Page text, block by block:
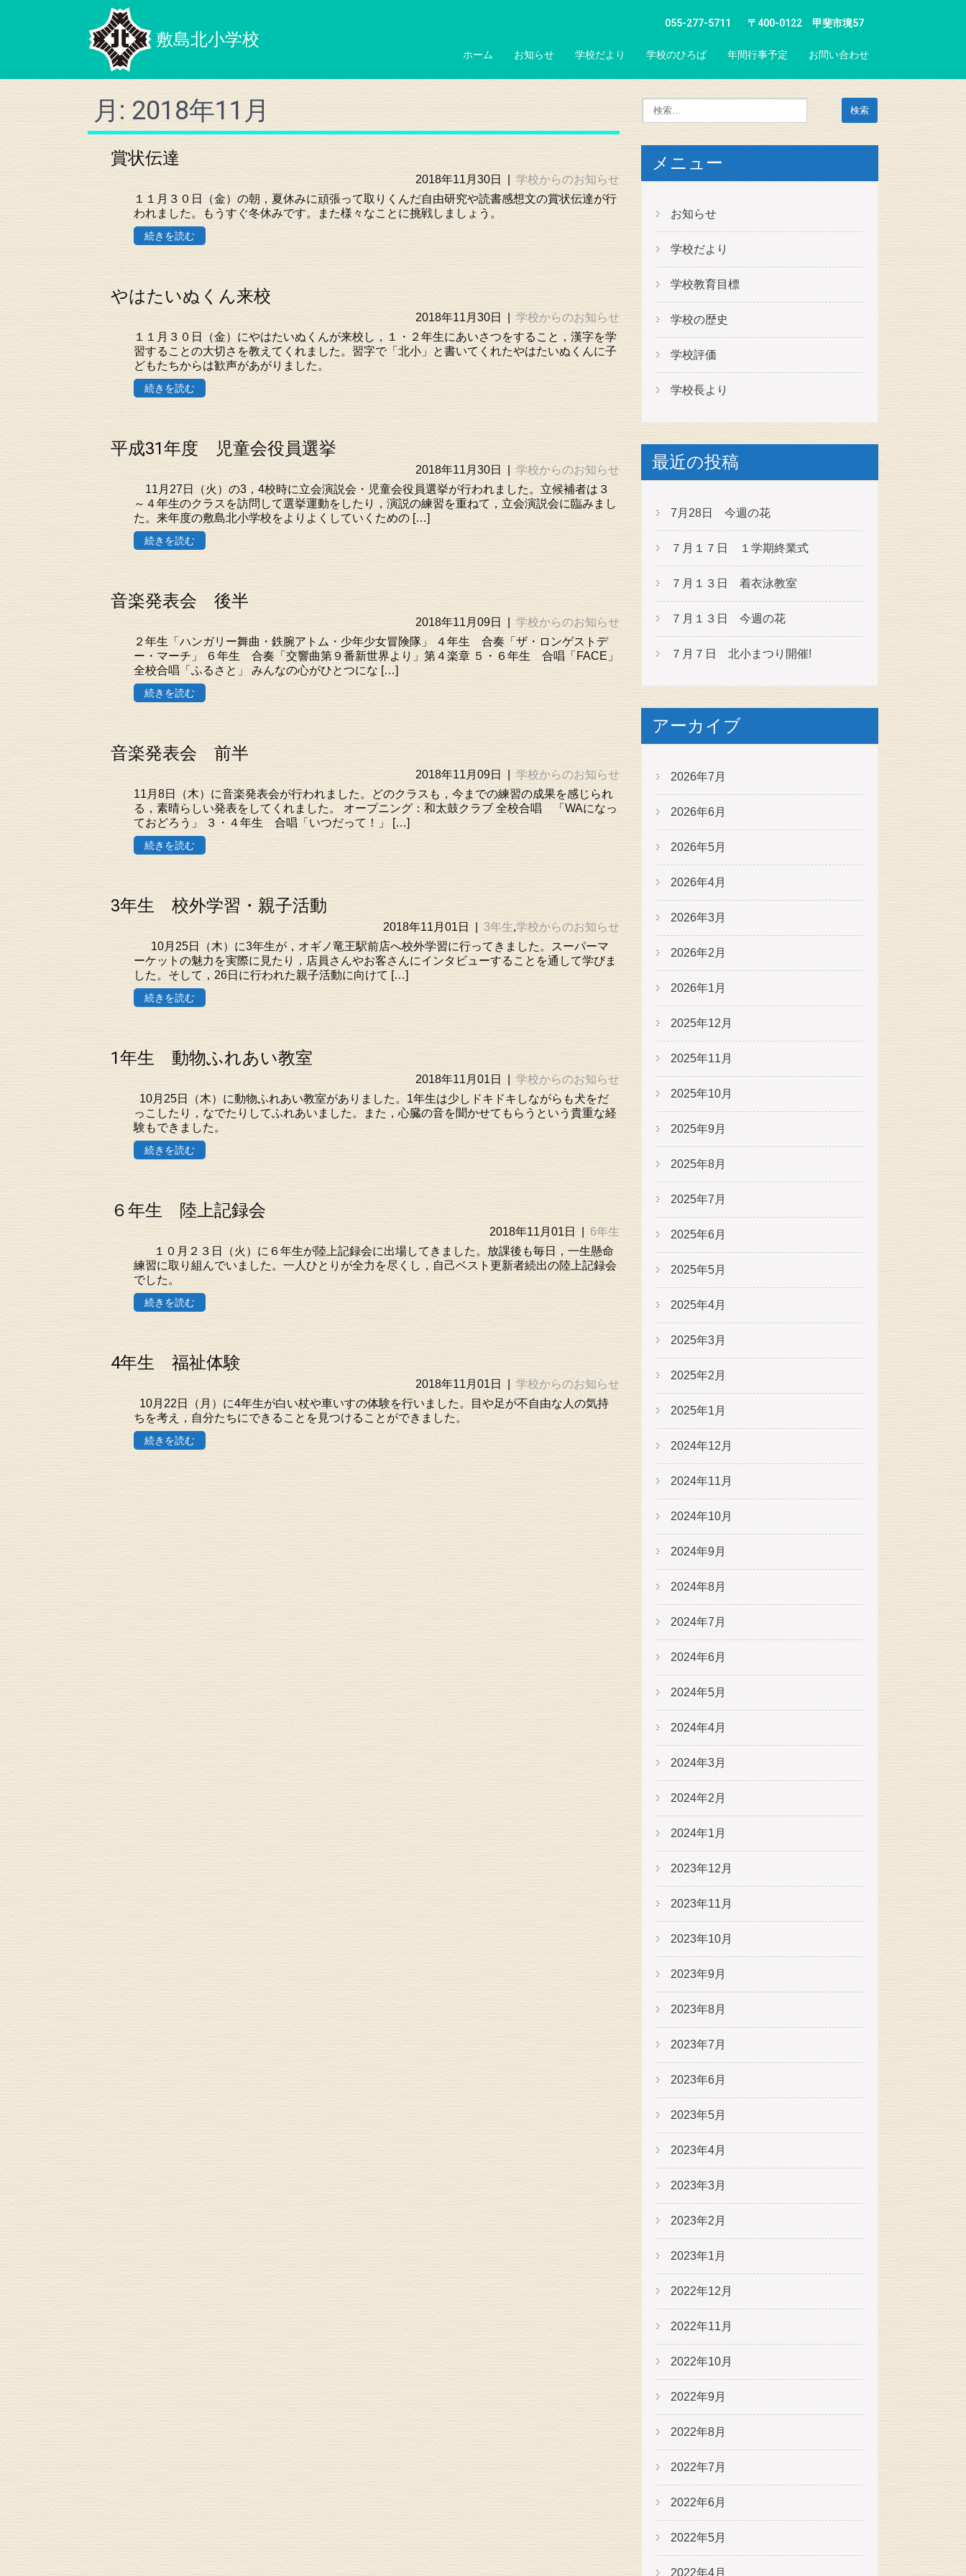
敷島北小学校
055-277-5711 〒400-0122 甲斐市境57
ホーム お知らせ 学校だより 学校のひろば 年間行事予定 お問い合わせ
月: 2018年11月
賞状伝達
2018年11月30日
学校からのお知らせ
１１月３０日（金）の朝，夏休みに頑張って取りくんだ自由研究や読書感想文の賞状伝達が行
われました。もうすぐ冬休みです。また様々なことに挑戦しましょう。
続きを読む
やはたいぬくん来校
2018年11月30日
学校からのお知らせ
１１月３０日（金）にやはたいぬくんが来校し，１・２年生にあいさつをすること，漢字を学
習することの大切さを教えてくれました。習字で「北小」と書いてくれたやはたいぬくんに子
どもたちからは歓声があがりました。
続きを読む
平成31年度 児童会役員選挙
2018年11月30日
学校からのお知らせ
11月27日（火）の3，4校時に立会演説会・児童会役員選挙が行われました。立候補者は３
～４年生のクラスを訪問して選挙運動をしたり，演説の練習を重ねて，立会演説会に臨みまし
た。来年度の敷島北小学校をよりよくしていくための […]
続きを読む
音楽発表会 後半
2018年11月09日
学校からのお知らせ
２年生「ハンガリー舞曲・鉄腕アトム・少年少女冒険隊」 ４年生 合奏「ザ・ロンゲストデ
ー・マーチ」 ６年生 合奏「交響曲第９番新世界より」第４楽章 ５・６年生 合唱「FACE」
全校合唱「ふるさと」 みんなの心がひとつにな […]
続きを読む
音楽発表会 前半
2018年11月09日
学校からのお知らせ
11月8日（木）に音楽発表会が行われました。どのクラスも，今までの練習の成果を感じられ
る，素晴らしい発表をしてくれました。 オープニング：和太鼓クラブ 全校合唱 「WAになっ
ておどろう」 ３・４年生 合唱「いつだって！」 […]
続きを読む
3年生 校外学習・親子活動
2018年11月01日 3年生,学校からのお知らせ
10月25日（木）に3年生が，オギノ竜王駅前店へ校外学習に行ってきました。スーパーマ
ーケットの魅力を実際に見たり，店員さんやお客さんにインタビューすることを通して学びま
した。そして，26日に行われた親子活動に向けて […]
続きを読む
1年生 動物ふれあい教室
2018年11月01日
学校からのお知らせ
10月25日（木）に動物ふれあい教室がありました。1年生は少しドキドキしながらも犬をだ
っこしたり，なでたりしてふれあいました。また，心臓の音を聞かせてもらうという貴重な経
験もできました。
続きを読む
６年生 陸上記録会
2018年11月01日
6年生
１０月２３日（火）に６年生が陸上記録会に出場してきました。放課後も毎日，一生懸命
練習に取り組んでいました。一人ひとりが全力を尽くし，自己ベスト更新者続出の陸上記録会
でした。
続きを読む
4年生 福祉体験
2018年11月01日
学校からのお知らせ
10月22日（月）に4年生が白い杖や車いすの体験を行いました。目や足が不自由な人の気持
ちを考え，自分たちにできることを見つけることができました。
続きを読む
メニュー
お知らせ
学校だより
学校教育目標
学校の歴史
学校評価
学校長より
最近の投稿
7月28日 今週の花
７月１７日 １学期終業式
７月１３日 着衣泳教室
７月１３日 今週の花
７月７日 北小まつり開催!
アーカイブ
2026年7月
2026年6月
2026年5月
2026年4月
2026年3月
2026年2月
2026年1月
2025年12月
2025年11月
2025年10月
2025年9月
2025年8月
2025年7月
2025年6月
2025年5月
2025年4月
2025年3月
2025年2月
2025年1月
2024年12月
2024年11月
2024年10月
2024年9月
2024年8月
2024年7月
2024年6月
2024年5月
2024年4月
2024年3月
2024年2月
2024年1月
2023年12月
2023年11月
2023年10月
2023年9月
2023年8月
2023年7月
2023年6月
2023年5月
2023年4月
2023年3月
2023年2月
2023年1月
2022年12月
2022年11月
2022年10月
2022年9月
2022年8月
2022年7月
2022年6月
2022年5月
2022年4月